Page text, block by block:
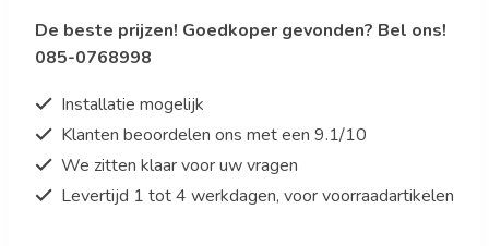
SHOP.Pro™
MASTER
De beste prijzen! Goedkoper gevonden? Bel ons!
085-0768998
Installatie mogelijk
Klanten beoordelen ons met een 9.1/10
We zitten klaar voor uw vragen
Levertijd 1 tot 4 werkdagen, voor voorraadartikelen